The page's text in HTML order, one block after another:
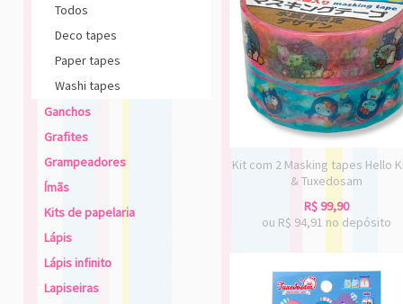
Todos
Deco tapes
Paper tapes
Washi tapes
Ganchos
Grafites
Grampeadores
Ímãs
Kits de papelaria
Lápis
Lápis infinito
Lapiseiras
Kit com 2 Masking tapes Hello
& Tuxedosam
R$ 99,90
ou R$ 94,91 no depósito